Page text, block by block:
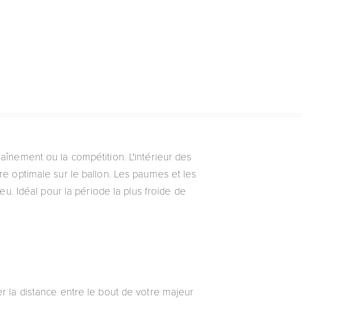
ou la compétition. L'intérieur des
optimale sur le ballon. Les paumes et les
Idéal pour la période la plus froide de
la distance entre le bout de votre majeur